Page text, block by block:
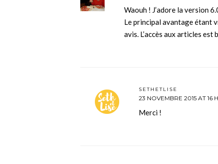
Waouh ! J’adore la version
Le principal avantage étant
avis. L’accès aux articles est
SETHETLISE
23 NOVEMBRE 2015 AT 16
Merci !